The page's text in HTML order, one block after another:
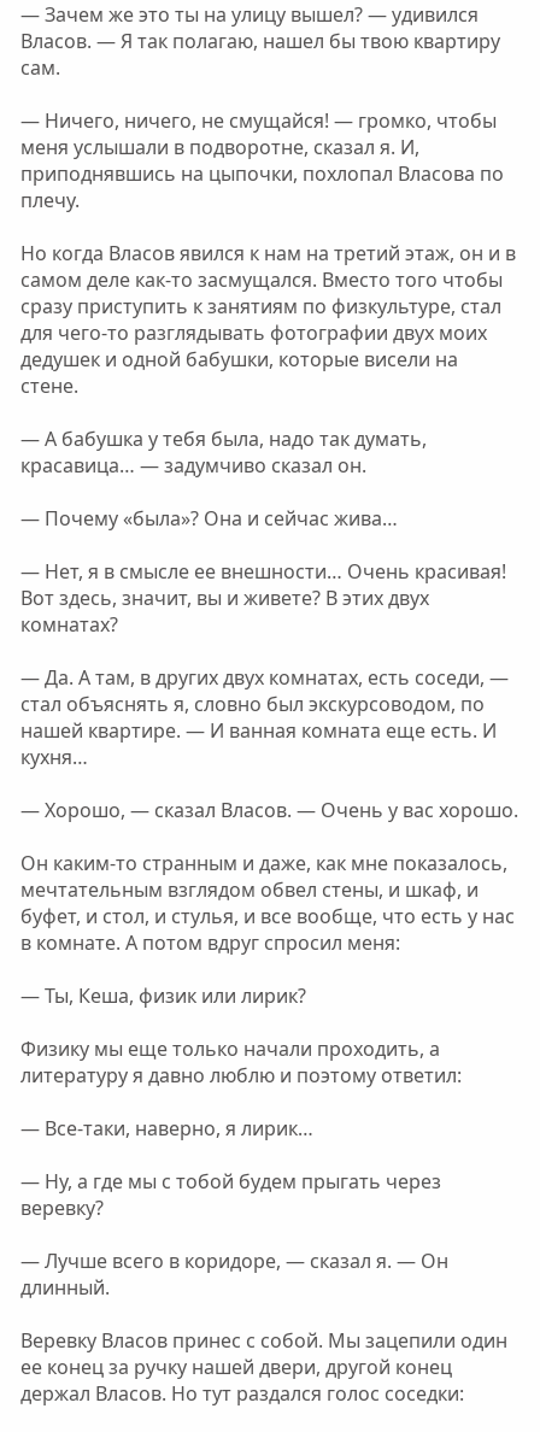
— Зачем же это ты на улицу вышел? — удивился
Власов. — Я так полагаю, нашел бы твою квартиру
сам.
— Ничего, ничего, не смущайся! — громко, чтобы
меня услышали в подворотне, сказал я. И,
приподнявшись на цыпочки, похлопал Власова по
плечу.
Но когда Власов явился к нам на третий этаж, он и в
самом деле как-то засмущался. Вместо того чтобы
сразу приступить к занятиям по физкультуре, стал
для чего-то разглядывать фотографии двух моих
дедушек и одной бабушки, которые висели на
стене.
— А бабушка у тебя была, надо так думать,
красавица… — задумчиво сказал он.
— Почему «была»? Она и сейчас жива…
— Нет, я в смысле ее внешности… Очень красивая!
Вот здесь, значит, вы и живете? В этих двух
комнатах?
— Да. А там, в других двух комнатах, есть соседи, —
стал объяснять я, словно был экскурсоводом, по
нашей квартире. — И ванная комната еще есть. И
кухня…
— Хорошо, — сказал Власов. — Очень у вас хорошо.
Он каким-то странным и даже, как мне показалось,
мечтательным взглядом обвел стены, и шкаф, и
буфет, и стол, и стулья, и все вообще, что есть у нас
в комнате. А потом вдруг спросил меня:
— Ты, Кеша, физик или лирик?
Физику мы еще только начали проходить, а
литературу я давно люблю и поэтому ответил:
— Все-таки, наверно, я лирик…
— Ну, а где мы с тобой будем прыгать через
веревку?
— Лучше всего в коридоре, — сказал я. — Он
длинный.
Веревку Власов принес с собой. Мы зацепили один
ее конец за ручку нашей двери, другой конец
держал Власов. Но тут раздался голос соседки: